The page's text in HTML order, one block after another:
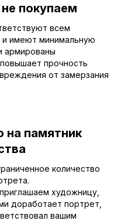
покупаем
всем
и имеют минимальную
армированы
прочность
от замерзания
памятник
количество
художницу,
доработает портрет,
вашим